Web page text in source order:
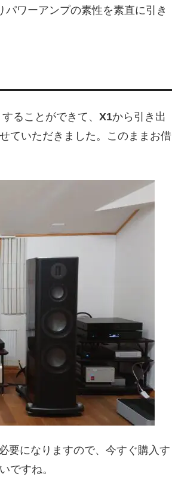
ワーアンプの素性を素直に引き
ることができて、 X1から引き出
ていただきました。このままお借
要になりますので、今すぐ購入す
ですね。